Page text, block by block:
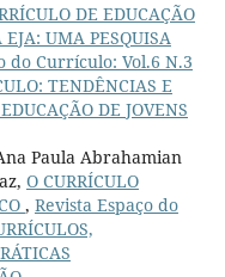
DE EDUCAÇÃO
UMA PESQUISA
do Currículo: Vol.6 N.3
TENDÊNCIAS E
DE JOVENS
Paula Abrahamian
O CURRÍCULO
, Revista Espaço do